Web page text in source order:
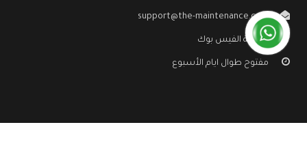
support@the-maintenance.com
صفحة الفيس بوك
مفتوح طوال ايام الأسبوع